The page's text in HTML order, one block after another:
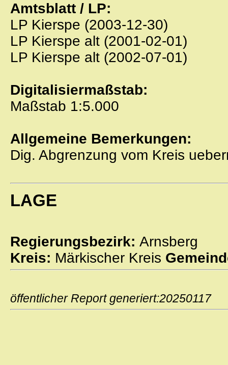
Amtsblatt / LP:
LP Kierspe (2003-12-30)
LP Kierspe alt (2001-02-01)
LP Kierspe alt (2002-07-01)
Digitalisiermaßstab:
Maßstab 1:5.000
Allgemeine Bemerkungen:
Dig. Abgrenzung vom Kreis
LAGE
Regierungsbezirk: Arnsberg
Kreis: Märkischer Kreis
öffentlicher Report